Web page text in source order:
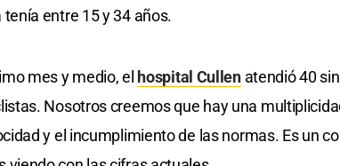
tenía entre 15 y 34 años.
mes y medio, el hospital Cullenatendió 40
Nosotros creemos que hay una
y el incumplimiento de las normas. Es un